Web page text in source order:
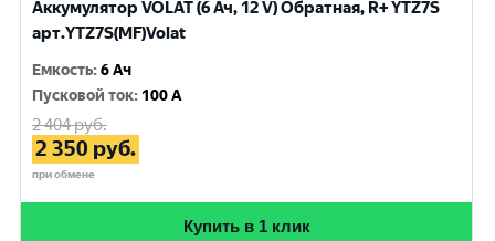
Аккумулятор VOLAT (6 Ач, 12 V) Обратная, R+ YTZ7S
арт.YTZ7S(MF)Volat
Емкость:6 Ач
Пусковой ток: 100 A
2 404руб.
2 350 руб.
при обмене
Купить в 1 клик